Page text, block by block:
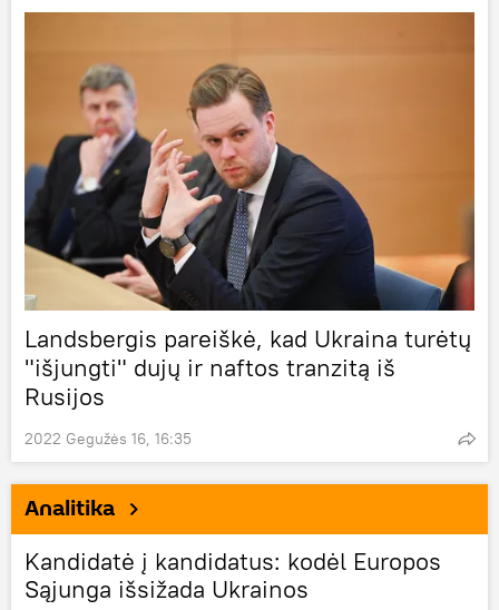
Landsbergis pareiškė, kad Ukraina turėtų
"išjungti" dujų ir naftos tranzitą iš
Rusijos
2022 Gegužės 16, 16:35
Analitika
Kandidatė į kandidatus: kodėl Europos
Sąjunga išsižada Ukrainos